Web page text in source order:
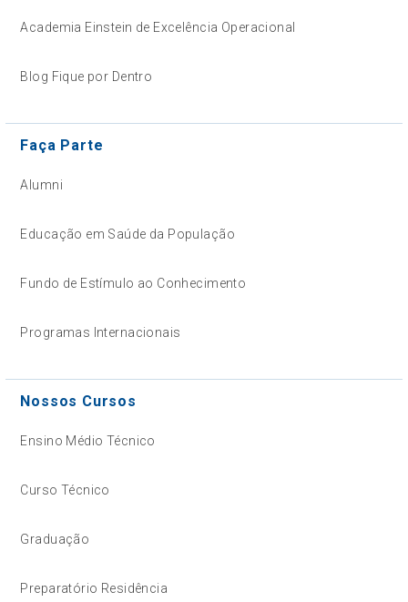
Academia Einstein de Excelência Operacional
Blog Fique por Dentro
Faça Parte
Alumni
Educação em Saúde da População
Fundo de Estímulo ao Conhecimento
Programas Internacionais
Nossos Cursos
Ensino Médio Técnico
Curso Técnico
Graduação
Preparatório Residência